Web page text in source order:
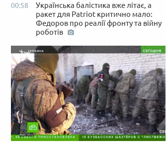
00:58
Українська балістика вже літає, а
ракет для Patriot критично мало:
Федоров про реалії фронту та війну
роботів